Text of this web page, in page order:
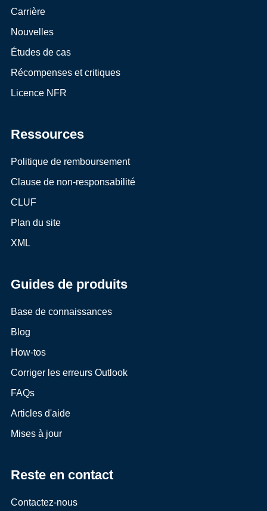
Carrière
Nouvelles
Études de cas
Récompenses et critiques
Licence NFR
Ressources
Politique de remboursement
Clause de non-responsabilité
CLUF
Plan du site
XML
Guides de produits
Base de connaissances
Blog
How-tos
Corriger les erreurs Outlook
FAQs
Articles d'aide
Mises à jour
Reste en contact
Contactez-nous